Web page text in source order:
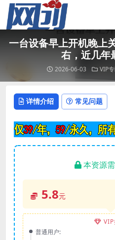
一台设备早上开机晚上
右，近几年
2026-06-03 VIP
详情介绍 常见问题
本资源
5.8元
VIP
普通用户: